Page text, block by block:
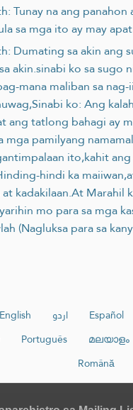
Tunay na ang
sa mga ito ay may
Dumating sa akin ang
akin.sinabi ko sa sugo
mana maliban sa
ko: Ang
ang tatlong bahagi ay
mga pamilyang
ito,kahit
hindi ka
kadakilaan.At Marahil
mo para sa mga
(Nagluksa para sa
English اردو Español
Português മലയാളം
Română